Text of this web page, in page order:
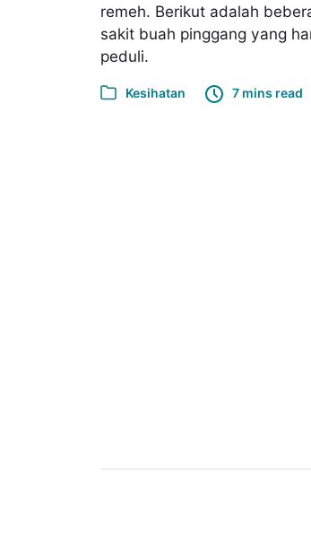
remeh. Berikut adalah
sakit buah pinggang yang
peduli.
Kesihatan 7 mins read